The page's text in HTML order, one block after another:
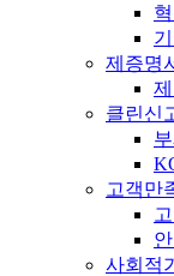
제증명
클린신
고객만
사회적